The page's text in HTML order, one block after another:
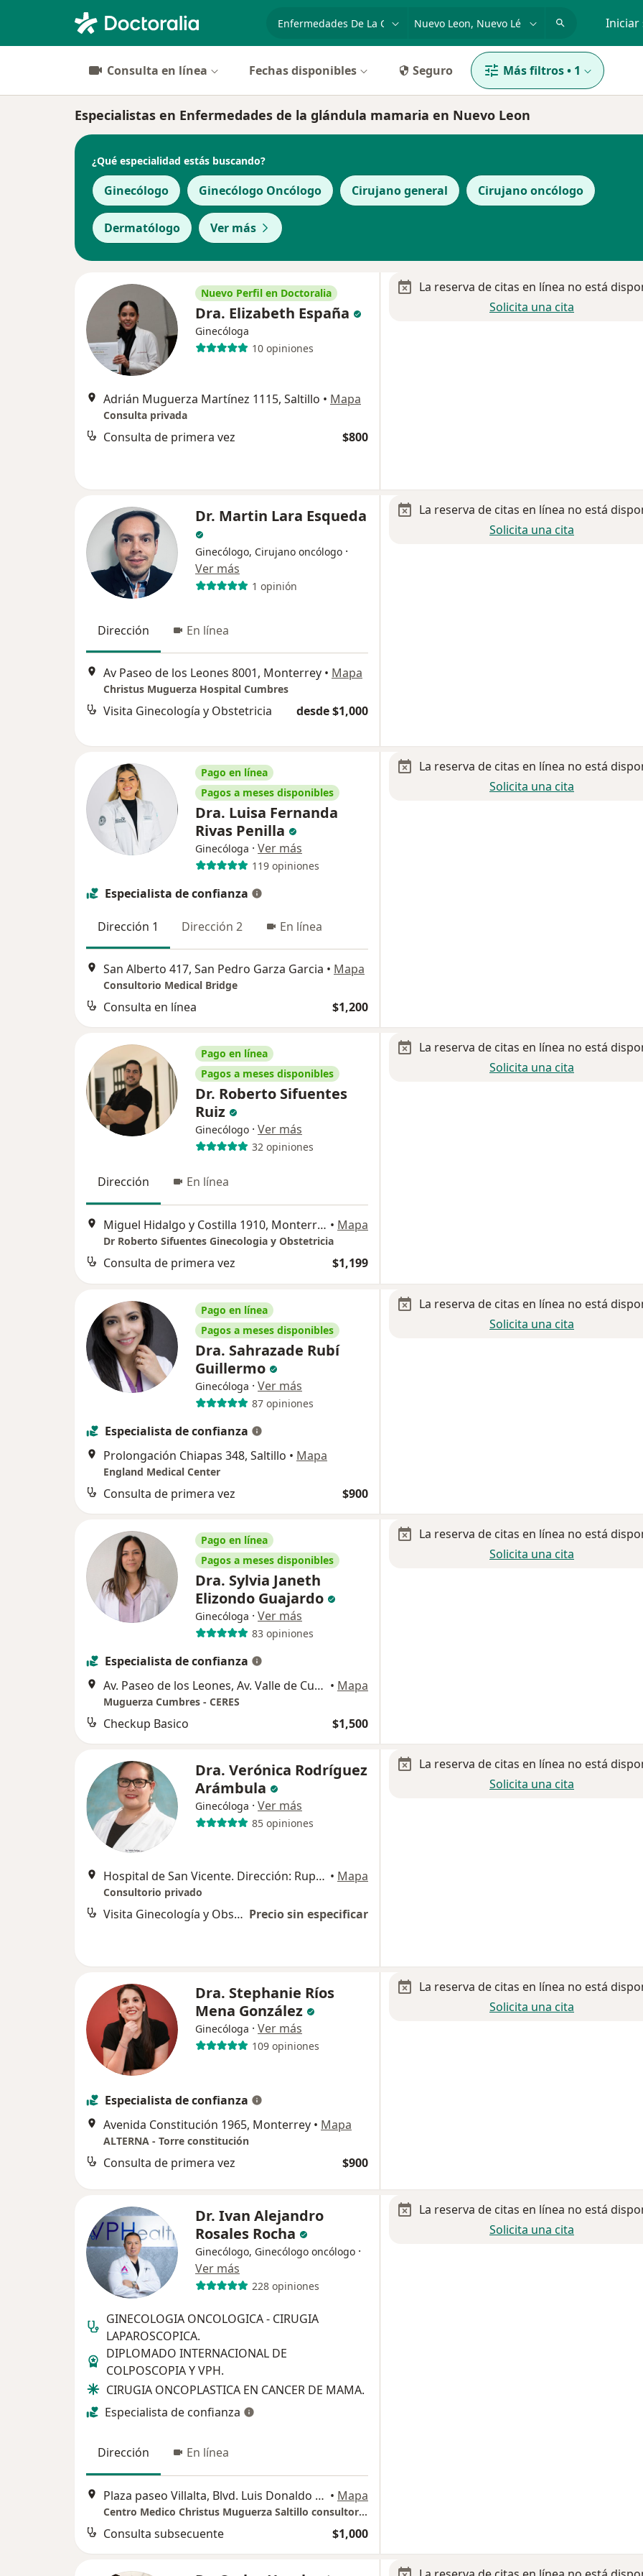
Iniciar
Consulta en línea Fechas disponibles Seguro Más filtros• 1
Especialistas en Enfermedades de la glándula mamaria en Nuevo Leon
¿Qué especialidad estás buscando?
Ginecólogo Ginecólogo Oncólogo Cirujano general Cirujano oncólogo
Dermatólogo Ver más
Nuevo Perfil en Doctoralia
Dra. Elizabeth España
Ginecóloga
10 opiniones
Adrián Muguerza Martínez 1115, Saltillo • Mapa
Consulta privada
Consulta de primera vez $800
La reserva de citas en línea no está
Solicita una cita
Dr. Martin Lara Esqueda
Ginecólogo, Cirujano oncólogo ·
Ver más
1 opinión
Dirección En línea
Av Paseo de los Leones 8001, Monterrey • Mapa
Christus Muguerza Hospital Cumbres
Visita Ginecología y Obstetricia desde $1,000
La reserva de citas en línea no está
Solicita una cita
Pago en línea
Pagos a meses disponibles
Dra. Luisa Fernanda
Rivas Penilla
Ginecóloga · Ver más
119 opiniones
Especialista de confianza
Dirección 1 Dirección 2 En línea
San Alberto 417, San Pedro Garza Garcia • Mapa
Consultorio Medical Bridge
Consulta en línea $1,200
La reserva de citas en línea no está
Solicita una cita
Pago en línea
Pagos a meses disponibles
Dr. Roberto Sifuentes
Ruiz
Ginecólogo · Ver más
32 opiniones
Dirección En línea
Miguel Hidalgo y Costilla 1910, Monterrey • Mapa
Dr Roberto Sifuentes Ginecologia y Obstetricia
Consulta de primera vez $1,199
La reserva de citas en línea no está
Solicita una cita
Pago en línea
Pagos a meses disponibles
Dra. Sahrazade Rubí
Guillermo
Ginecóloga · Ver más
87 opiniones
Especialista de confianza
Prolongación Chiapas 348, Saltillo • Mapa
England Medical Center
Consulta de primera vez $900
La reserva de citas en línea no está
Solicita una cita
Pago en línea
Pagos a meses disponibles
Dra. Sylvia Janeth
Elizondo Guajardo
Ginecóloga · Ver más
83 opiniones
Especialista de confianza
Av. Paseo de los Leones, Av. Valle de Cumbres 8001, Valle de Cumbres, Monterrey • Mapa
Muguerza Cumbres - CERES
Checkup Basico $1,500
La reserva de citas en línea no está
Solicita una cita
Dra. Verónica Rodríguez
Arámbula
Ginecóloga · Ver más
85 opiniones
Hospital de San Vicente. Dirección: Ruperto Martínez No.1200. Consultorio No. 212, Monterrey • Mapa
Consultorio privado
Visita Ginecología y Obstetricia Precio sin especificar
La reserva de citas en línea no está
Solicita una cita
Dra. Stephanie Ríos
Mena González
Ginecóloga · Ver más
109 opiniones
Especialista de confianza
Avenida Constitución 1965, Monterrey • Mapa
ALTERNA - Torre constitución
Consulta de primera vez $900
La reserva de citas en línea no está
Solicita una cita
Dr. Ivan Alejandro
Rosales Rocha
Ginecólogo, Ginecólogo oncólogo ·
Ver más
228 opiniones
GINECOLOGIA ONCOLOGICA - CIRUGIA
LAPAROSCOPICA.
DIPLOMADO INTERNACIONAL DE
COLPOSCOPIA Y VPH.
CIRUGIA ONCOPLASTICA EN CANCER DE MAMA.
Especialista de confianza
Dirección En línea
Plaza paseo Villalta, Blvd. Luis Donaldo Colosio 6075, Residencial Valle de las Palmas, 25210 Saltillo, Coah., Saltillo • Mapa
Centro Medico Christus Muguerza Saltillo consultorio 203
Consulta subsecuente $1,000
La reserva de citas en línea no está
Solicita una cita